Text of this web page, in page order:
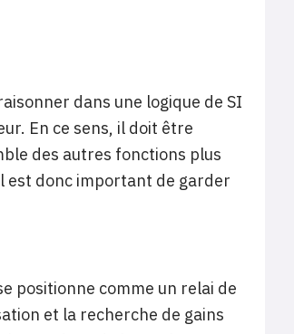
dans une logique de SI
En ce sens, il doit être
des autres fonctions plus
donc important de garder
positionne comme un relai de
et la recherche de gains